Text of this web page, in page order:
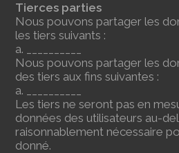
Tierces parties
Nous pouvons partager les
les tiers suivants :
a. __________
Nous pouvons partager les
des tiers aux fins suivantes :
a. __________
Les tiers ne seront pas en
données des utilisateurs au-
raisonnablement nécessaire
donné.